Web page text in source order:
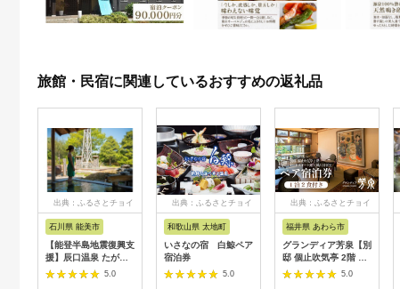
旅館・民宿に関連しているおすすめの返礼品
出典：ふるさとチョイ
ス
石川県 能美市
【能登半島地震復興支
援】辰口温泉 たがわ
龍泉閣「吉祥亭」ペア
5.0
出典：ふるさとチョイ
ス
和歌山県 太地町
いさなの宿 白鯨ペア
宿泊券
5.0
出典：ふるさとチョイ
ス
福井県 あわら市
グランディア芳泉【別
邸 個止吹気亭 2階 コ
ンフォートスイート
露天風呂付客室】1泊
5.0